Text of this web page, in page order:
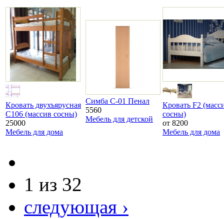
Кровать двухъярусная
С106 (массив сосны)
25000
Мебель для дома
Симба С-01 Пенал
5560
Мебель для детской
Кровать F2
сосны)
от 8200
Мебель для дома
1 из 32
следующая ›